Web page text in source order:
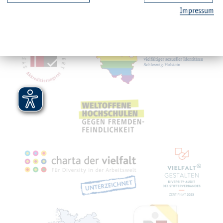
Im­pres­sum